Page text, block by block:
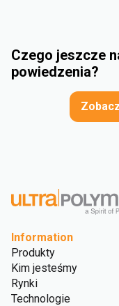
Czego jeszcze
powiedzenia?
Information
Produkty
Kim jesteśmy
Rynki
Technologie